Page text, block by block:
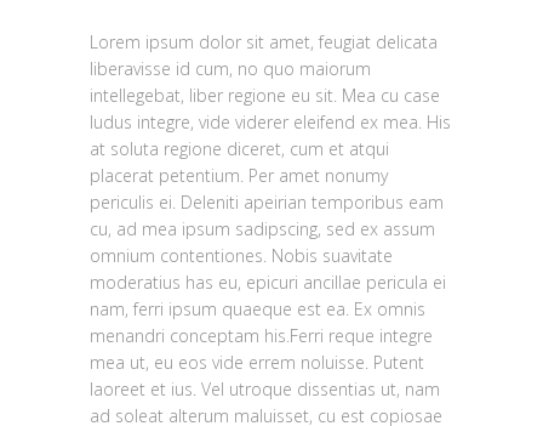
Lorem ipsum dolor sit amet, feugiat delicata
liberavisse id cum, no quo maiorum
intellegebat, liber regione eu sit. Mea cu case
ludus integre, vide viderer eleifend ex mea. His
at soluta regione diceret, cum et atqui
placerat petentium. Per amet nonumy
periculis ei. Deleniti apeirian temporibus eam
cu, ad mea ipsum sadipscing, sed ex assum
omnium contentiones. Nobis suavitate
moderatius has eu, epicuri ancillae pericula ei
nam, ferri ipsum quaeque est ea. Ex omnis
menandri conceptam his.Ferri reque integre
mea ut, eu eos vide errem noluisse. Putent
laoreet et ius. Vel utroque dissentias ut, nam
ad soleat alterum maluisset, cu est copiosae